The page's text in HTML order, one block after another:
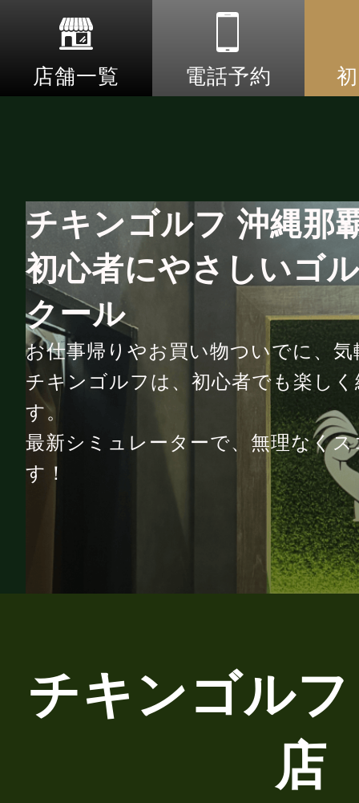
電話予約
店舗一覧
チキンゴルフ 沖縄那
初心者にやさしいゴ
クール
お仕事帰りやお買い物ついでに、
チキンゴルフは、初心者でも楽し
す。
最新シミュレーターで、無理なく
す！
チキンゴル
店